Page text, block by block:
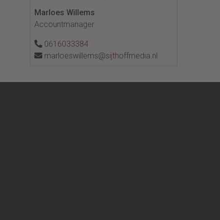
Marloes Willems
Accountmanager
0616033384
marloeswillems@sijthoffmedia.nl